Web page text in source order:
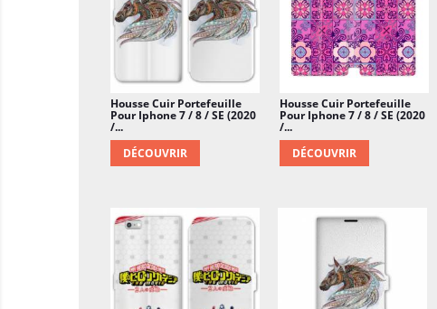
Housse Cuir Portefeuille
Pour Iphone 7 / 8 / SE (2020
/...
DÉCOUVRIR
Housse Cuir Portefeuille
Pour Iphone 7 / 8 / SE (2020
/...
DÉCOUVRIR